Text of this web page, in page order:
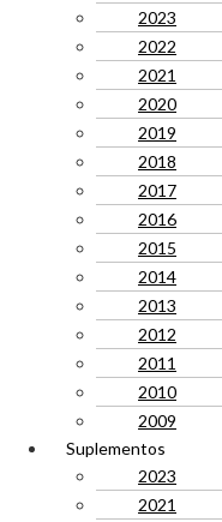
2023
2022
2021
2020
2019
2018
2017
2016
2015
2014
2013
2012
2011
2010
2009
Suplementos
2023
2021